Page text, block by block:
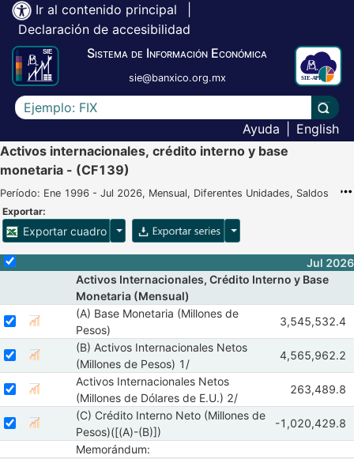
Ir al contenido principal
Declaración de accesibilidad
Sistema de Información Económica
sie@banxico.org.mx
Escriba el texto a buscar
Ayuda
English
Activos internacionales, crédito interno y base
monetaria - (CF139)
Período: Ene 1996 - Jul 2026, Mensual, Diferentes Unidades, Saldos
Exportar:
Exportar cuadro Opciones para exportar cuadroOpciones para exportar
Selecciona o desmarca todas las series
Jul 2026
Activos Internacionales, Crédito Interno y Base
Monetaria (Mensual)
Seleccione sus series
Seleccionar serie (A) Base Monetaria (Millones de Pesos)
Mostrar gráfica de la serie (A) Base Monetaria (Millones de
(A) Base Monetaria (Millones de
Pesos)
May 2026
3,545,532.4
Seleccione sus series
Seleccionar serie (B) Activos Internacionales Netos (Millones de
Mostrar gráfica de la serie (B) Activos
(B) Activos Internacionales Netos
(Millones de Pesos) 1/
May 2026
4,565,962.2
Seleccione sus series
Seleccionar serie Activos Internacionales Netos (Millones de
Mostrar gráfica de la serie Activos
Activos Internacionales Netos
(Millones de Dólares de E.U.) 2/
May 2026
263,489.8
Seleccione sus series
Seleccionar serie (C) Crédito Interno Neto (Millones de Pesos)([(A)-
Mostrar gráfica de la serie (C) Crédito Interno Neto
(C) Crédito Interno Neto (Millones de
Pesos)([(A)-(B)])
May 2026
-1,020,429.8
Memorándum: